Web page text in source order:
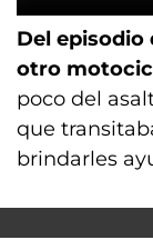
Del
otro
poco del
que
brindarles